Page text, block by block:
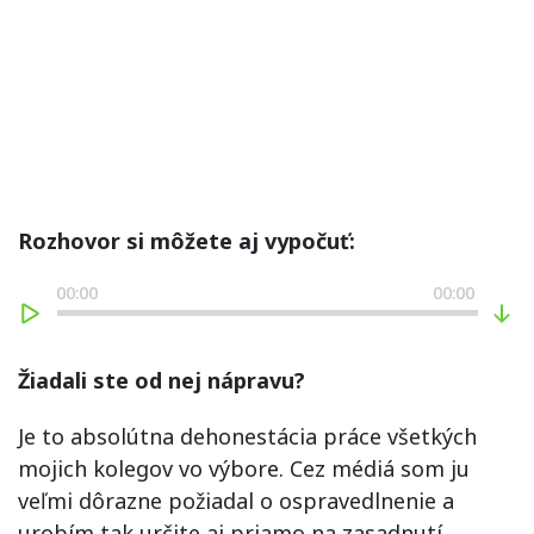
Rozhovor si môžete aj vypočuť:
00:00 00:00
Žiadali ste od nej nápravu?
Je to absolútna dehonestácia práce všetkých
mojich kolegov vo výbore. Cez médiá som ju
veľmi dôrazne požiadal o ospravedlnenie a